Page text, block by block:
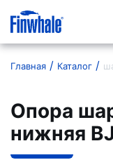
Главная Каталог
Опора
нижняя